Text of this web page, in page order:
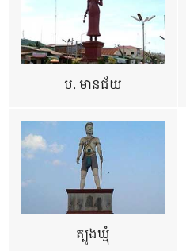
ប. មានជ័យ
ត្បូងឃ្មុំ